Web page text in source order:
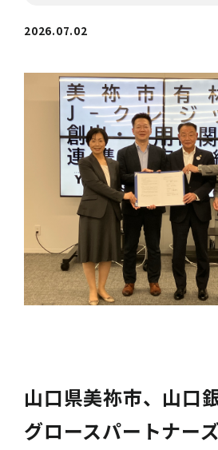
2026.07.02
山口県美祢市、山口
グロースパートナー